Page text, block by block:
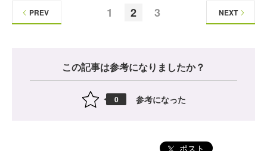
1 2 3
PREV NEXT
この記事は参考になりましたか？
0 参考になった
ポスト